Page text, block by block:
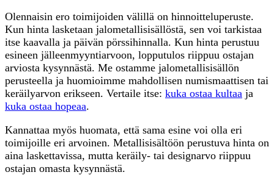
Olennaisin ero toimijoiden välillä on hinnoitteluperuste.
Kun hinta lasketaan jalometallisisällöstä, sen voi tarkistaa
itse kaavalla ja päivän pörssihinnalla. Kun hinta perustuu
esineen jälleenmyyntiarvoon, lopputulos riippuu ostajan
arviosta kysynnästä. Me ostamme jalometallisisällön
perusteella ja huomioimme mahdollisen numismaattisen tai
keräilyarvon erikseen. Vertaile itse: kuka ostaa kultaa ja
kuka ostaa hopeaa.
Kannattaa myös huomata, että sama esine voi olla eri
toimijoille eri arvoinen. Metallisisältöön perustuva hinta on
aina laskettavissa, mutta keräily- tai designarvo riippuu
ostajan omasta kysynnästä.